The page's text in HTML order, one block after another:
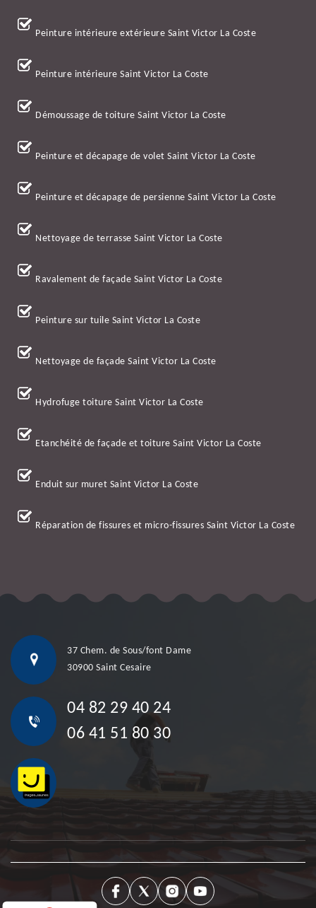
Peinture intérieure extérieure Saint Victor La Coste
Peinture intérieure Saint Victor La Coste
Démoussage de toiture Saint Victor La Coste
Peinture et décapage de volet Saint Victor La Coste
Peinture et décapage de persienne Saint Victor La Coste
Nettoyage de terrasse Saint Victor La Coste
Ravalement de façade Saint Victor La Coste
Peinture sur tuile Saint Victor La Coste
Nettoyage de façade Saint Victor La Coste
Hydrofuge toiture Saint Victor La Coste
Etanchéité de façade et toiture Saint Victor La Coste
Enduit sur muret Saint Victor La Coste
Réparation de fissures et micro-fissures Saint Victor La Coste
37 Chem. de Sous/font Dame
30900 Saint Cesaire
04 82 29 40 24
06 41 51 80 30